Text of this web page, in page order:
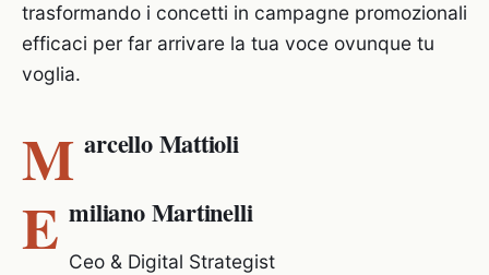
trasformando i concetti in campagne promozionali
efficaci per far arrivare la tua voce ovunque tu
voglia.
M arcello Mattioli
E miliano Martinelli
Ceo & Digital Strategist